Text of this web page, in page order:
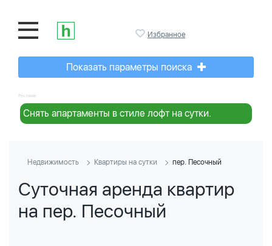
Избранное
Показать параметры поиска
Реклама:
Снять апартаменты в стиле лофт на сутки.
Недвижимость Квартиры на сутки пер. Песочный
Суточная аренда квартир
на пер. Песочный